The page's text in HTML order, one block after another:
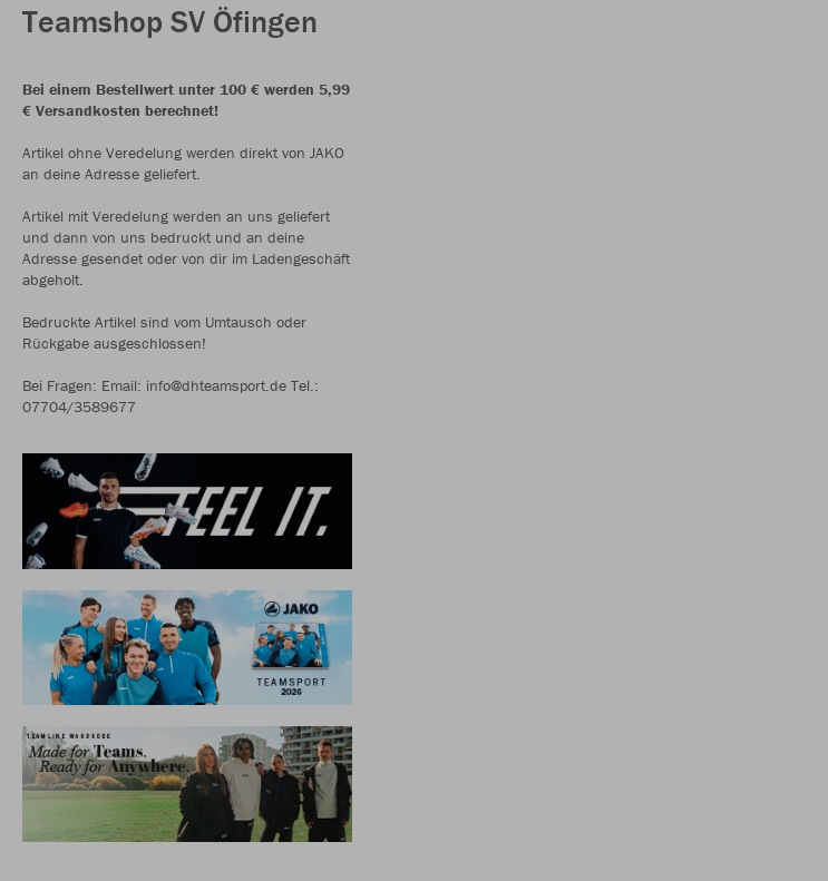
Teamshop SV Öfingen
Bei einem Bestellwert unter 100 € werden 5,99
€ Versandkosten berechnet!
Artikel ohne Veredelung werden direkt von JAKO
an deine Adresse geliefert.
Artikel mit Veredelung werden an uns geliefert
und dann von uns bedruckt und an deine
Adresse gesendet oder von dir im Ladengeschäft
abgeholt.
Bedruckte Artikel sind vom Umtausch oder
Rückgabe ausgeschlossen!
Bei Fragen: Email: info@dhteamsport.de Tel.:
07704/3589677